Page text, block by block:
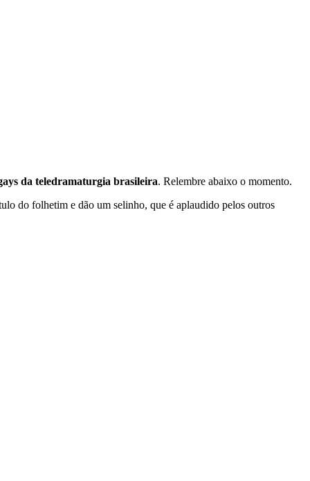
da teledramaturgia brasileira. Relembre abaixo o momento.
do folhetim e dão um selinho, que é aplaudido pelos outros